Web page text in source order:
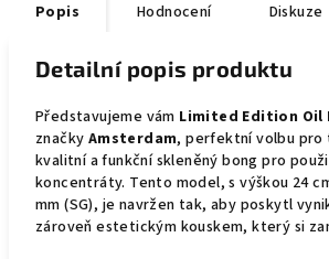
Popis Hodnocení Diskuze
Detailní popis produktu
Představujeme vám Limited Edition Oil
značky Amsterdam, perfektní volbu
kvalitní a funkční skleněný bong pro
koncentráty. Tento model, s výškou 24
mm (SG), je navržen tak, aby poskytl
zároveň estetickým kouskem, který si